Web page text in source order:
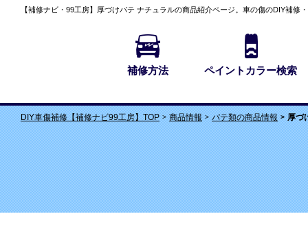
【補修ナビ・99工房】 厚づけパテ ナチュラルの商品紹介ページ。車の傷のDIY補修
補修方法 ペイントカラー検索
DIY車傷補修【補修ナビ99工房】TOP 商品情報 パテ類の商品情報 厚づ